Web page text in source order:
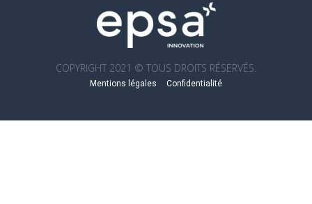
COPYRIGHT 2021 © TOUS DROITS RÉSERVÉS.
Mentions légales – Confidentialité